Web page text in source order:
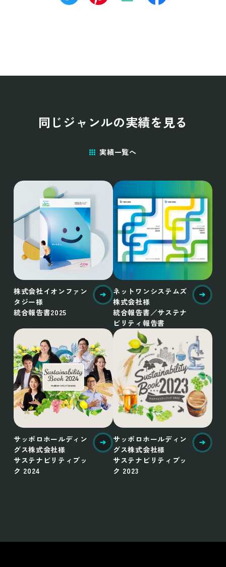
同じジャンルの実績を見る
実績一覧へ
株式会社イオンファン
タジー様
統合報告書2025
ネットワンシステムズ
株式会社様
統合報告書／サステナ
ビリティ報告書
サッポロホールディン
グス株式会社様
サステナビリティブッ
ク 2024
サッポロホールディン
グス株式会社様
サステナビリティブッ
ク 2023